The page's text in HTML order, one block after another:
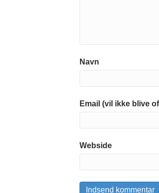
Navn
Email (vil ikke blive
Webside